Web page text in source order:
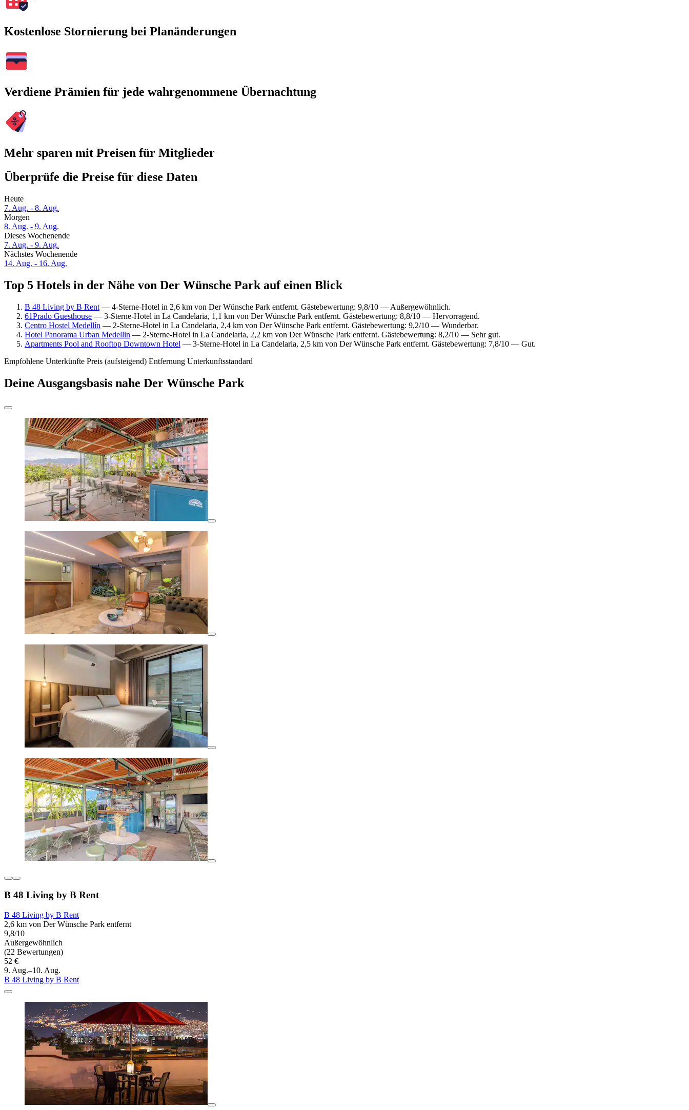
Kostenlose Stornierung bei Planänderungen
Verdiene Prämien für jede wahrgenommene Übernachtung
Mehr sparen mit Preisen für Mitglieder
Überprüfe die Preise für diese Daten
Heute
7. Aug. - 8. Aug.
Morgen
8. Aug. - 9. Aug.
Dieses Wochenende
7. Aug. - 9. Aug.
Nächstes Wochenende
14. Aug. - 16. Aug.
Top 5 Hotels in der Nähe von Der Wünsche Park auf einen Blick
B 48 Living by B Rent — 4-Sterne-Hotel in 2,6 km von Der Wünsche Park entfernt. Gästebewertung: 9,8/10 — Außergewöhnlich.
61Prado Guesthouse — 3-Sterne-Hotel in La Candelaria, 1,1 km von Der Wünsche Park entfernt. Gästebewertung: 8,8/10 — Hervorragend.
Centro Hostel Medellín — 2-Sterne-Hotel in La Candelaria, 2,4 km von Der Wünsche Park entfernt. Gästebewertung: 9,2/10 — Wunderbar.
Hotel Panorama Urban Medellin — 2-Sterne-Hotel in La Candelaria, 2,2 km von Der Wünsche Park entfernt. Gästebewertung: 8,2/10 — Sehr gut.
Apartments Pool and Rooftop Downtown Hotel — 3-Sterne-Hotel in La Candelaria, 2,5 km von Der Wünsche Park entfernt. Gästebewertung: 7,8/10 — Gut.
Empfohlene Unterkünfte Preis (aufsteigend) Entfernung Unterkunftsstandard
Deine Ausgangsbasis nahe Der Wünsche Park
B 48 Living by B Rent
B 48 Living by B Rent
2,6 km von Der Wünsche Park entfernt
9,8/10
Außergewöhnlich
(22 Bewertungen)
52 €
9. Aug.–10. Aug.
B 48 Living by B Rent